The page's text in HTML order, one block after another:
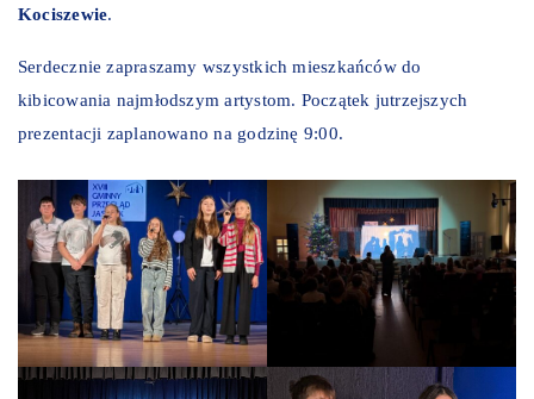
Kociszewie.
Serdecznie zapraszamy wszystkich mieszkańców do
kibicowania najmłodszym artystom. Początek jutrzejszych
prezentacji zaplanowano na godzinę 9:00.